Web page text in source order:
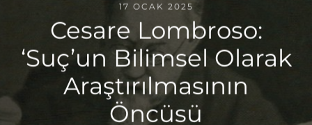
17 OCAK 2025
Cesare Lombroso:
‘Suç’un Bilimsel Olarak
Araştırılmasının
Öncüsü